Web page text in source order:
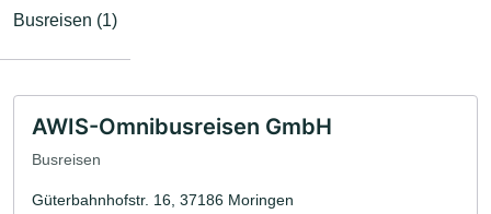
Busreisen (1)
AWIS-Omnibusreisen GmbH
Busreisen
Güterbahnhofstr. 16, 37186 Moringen